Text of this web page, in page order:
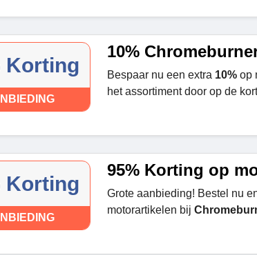
Korting
10%
Bespaar nu een extra 10% op
het assortiment door op de
Korting
95% Korting op
Grote aanbieding! Bestel nu
motorartikelen bij